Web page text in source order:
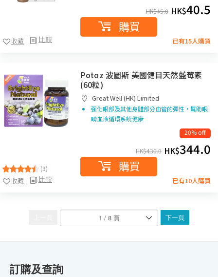
比較
收藏
HK$45.0 HK$40.5
購買
已有15人購買
(3)
比較
收藏
Potoz 波圖斯 美國健目天然藍莓素
(60粒)
Great Well (HK) Limited
强化眼部及其他身體部分血管的彈性，幫助眼
睛血液循環系統健康
20% off
HK$430.0 HK$344.0
購買
已有10人購買
下一頁
訂購及查詢